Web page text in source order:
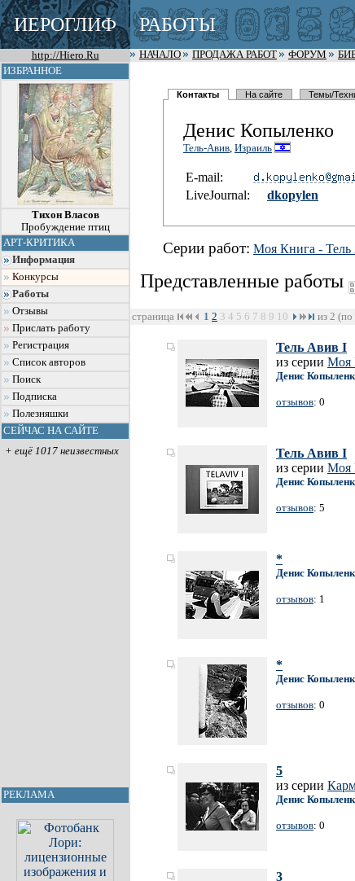
ИЕРОГЛИФ РАБОТЫ
http://Hiero.Ru НАЧАЛО ПРОДАЖА РАБОТ ФОРУМ
ИЗБРАННОЕ
Тихон Власов
Пробуждение птиц
АРТ-КРИТИКА
Информация
Конкурсы
Работы
Отзывы
Прислать работу
Регистрация
Список авторов
Поиск
Подписка
Полезняшки
СЕЙЧАС НА САЙТЕ
+ ещё 1017 неизвестных
РЕКЛАМА
Контакты На сайте Темы/
Денис Копыленко
Тель-Авив, Израиль
E-mail:
LiveJournal:
dkopylen
Серии работ: Моя Книга -
Представленные работы
страница 1 2 3 4 5 6 7 8 9 10 из 2 (по
Тель Авив I
из серии Моя
Денис
отзывов: 0
Тель Авив I
из серии Моя
Денис
отзывов: 5
*
Денис
отзывов: 1
*
Денис
отзывов: 0
5
из серии
Денис
отзывов: 0
3